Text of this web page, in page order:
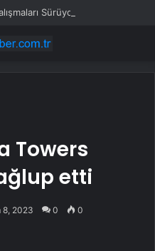
Sürüyor
Towers
etti
8, 2023 0 0